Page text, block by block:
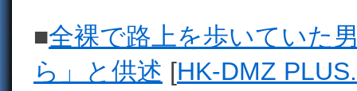
■全裸で路上を歩いていた
ら」と供述 [HK-DMZ